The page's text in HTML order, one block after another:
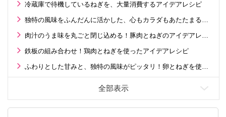
冷蔵庫で待機しているねぎを、大量消費するアイデアレシピ
独特の風味をふんだんに活かした、心もカラダもあたたまるスープレシピ
肉汁のうま味を丸ごと閉じ込める！豚肉とねぎのアイデアレシピ
鉄板の組み合わせ！鶏肉とねぎを使ったアイデアレシピ
ふわりとした甘みと、独特の風味がピッタリ！卵とねぎを使ったアイデアレシピ